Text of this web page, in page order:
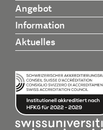
Angebot
Information
Aktuelles